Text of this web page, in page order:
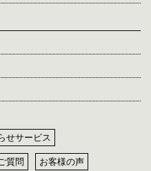
せサービス
質問 お客様の声